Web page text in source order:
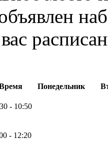
Понедельник
- 10:50
- 12:20